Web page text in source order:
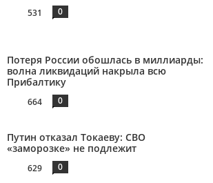
531 0
Потеря России обошлась в миллиарды:
волна ликвидаций накрыла всю
Прибалтику
664 0
Путин отказал Токаеву: СВО
«заморозке» не подлежит
629 0